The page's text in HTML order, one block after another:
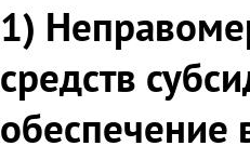
1)
средств
обеспечение